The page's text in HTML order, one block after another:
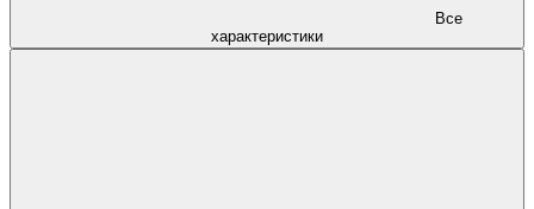
характеристики